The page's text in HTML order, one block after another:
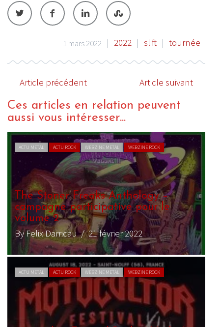
1 mars 2022 | 2022 | slift | tournée
Article précédent Article suivant
Ces articles en relation peuvent
aussi vous intéresser...
ACTU METAL ACTU ROCK WEBZINE METAL WEBZINE ROCK
The Stoner Freaks Anthology –
campagne participative pour le
volume 2
By Felix Darricau/ 21 février 2022
ACTU METAL ACTU ROCK WEBZINE METAL WEBZINE ROCK